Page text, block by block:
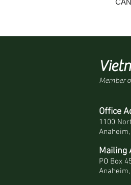
Member
Office
1100
Mailing
PO Box